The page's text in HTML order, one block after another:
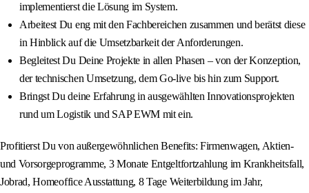
implementierst die Lösung im System.
Arbeitest Du eng mit den Fachbereichen zusammen und berätst diese
in Hinblick auf die Umsetzbarkeit der Anforderungen.
Begleitest Du Deine Projekte in allen Phasen – von der Konzeption,
der technischen Umsetzung, dem Go-live bis hin zum Support.
Bringst Du deine Erfahrung in ausgewählten Innovationsprojekten
rund um Logistik und SAP EWM mit ein.
Profitierst Du von außergewöhnlichen Benefits: Firmenwagen, Aktien-
und Vorsorgeprogramme, 3 Monate Entgeltfortzahlung im Krankheitsfall,
Jobrad, Homeoffice Ausstattung, 8 Tage Weiterbildung im Jahr,